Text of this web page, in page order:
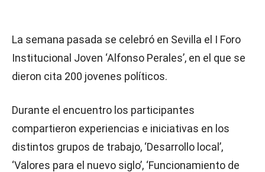
La semana pasada se celebró en Sevilla el I Foro
Institucional Joven ‘Alfonso Perales’, en el que se
dieron cita 200 jovenes políticos.
Durante el encuentro los participantes
compartieron experiencias e iniciativas en los
distintos grupos de trabajo, ‘Desarrollo local’,
‘Valores para el nuevo siglo’, ‘Funcionamiento de